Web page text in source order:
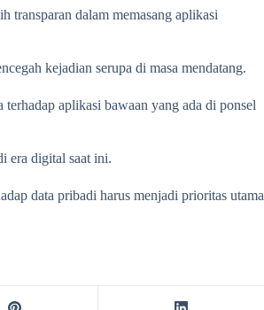
transparan dalam memasang aplikasi
kejadian serupa di masa mendatang.
aplikasi bawaan yang ada di ponsel
era digital saat ini.
data pribadi harus menjadi prioritas utama